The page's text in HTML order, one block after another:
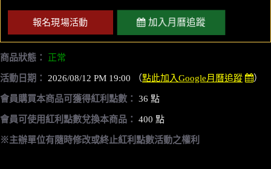
報名現場活動 加入月曆追蹤
商品狀態： 正常
活動日期： 2026/08/12 PM 19:00 （點此加入Google月曆追蹤 ）
會員購買本商品可獲得紅利點數： 36 點
會員可使用紅利點數兌換本商品： 400 點
※主辦單位有隨時修改或終止紅利點數活動之權利